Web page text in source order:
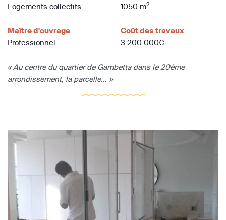
Logements collectifs
1050 m2
Maître d'ouvrage
Professionnel
Coût des travaux
3 200 000€
« Au centre du quartier de Gambetta dans le 20ème
arrondissement, la parcelle... »